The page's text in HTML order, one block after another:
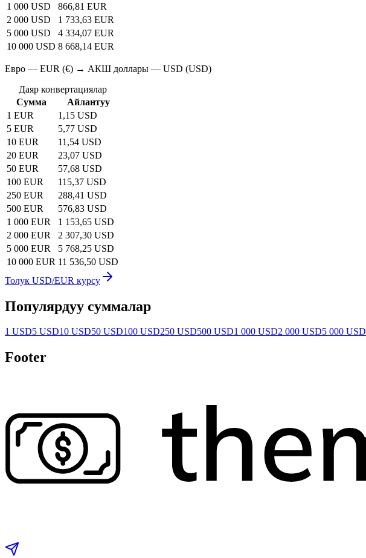
1 000 USD
866,81 EUR
2 000 USD
1 733,63 EUR
5 000 USD
4 334,07 EUR
10 000 USD 8 668,14 EUR
Евро — EUR (€) → АКШ доллары — USD (USD)
Даяр конвертациялар
Сумма
Айлантуу
1 EUR
1,15 USD
5 EUR
5,77 USD
10 EUR
11,54 USD
20 EUR
23,07 USD
50 EUR
57,68 USD
100 EUR
115,37 USD
250 EUR
288,41 USD
500 EUR
576,83 USD
1 000 EUR
1 153,65 USD
2 000 EUR
2 307,30 USD
5 000 EUR
5 768,25 USD
10 000 EUR 11 536,50 USD
Толук USD/EUR курсу
Популярдуу суммалар
1 USD5 USD10 USD50 USD100 USD250 USD500 USD1 000 USD2 000 USD5 000 USD
Footer